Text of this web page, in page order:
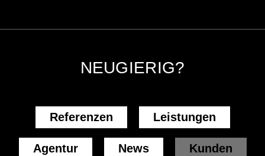
NEUGIERIG?
Referenzen Leistungen
Agentur News Kunden